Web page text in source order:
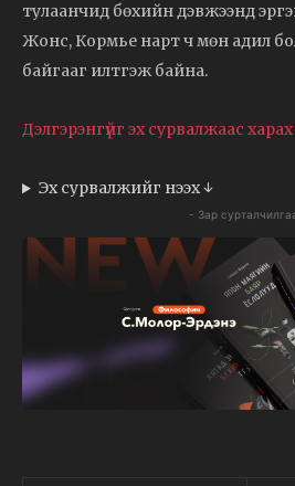
тулаанчид бөхийн дэвжээнд
Жонс, Кормье нарт ч мөн адил
байгааг илтгэж байна.
Дэлгэрэнгүйг эх сурвалжаас харах
Эх сурвалжийг нээх ↓
- Зар